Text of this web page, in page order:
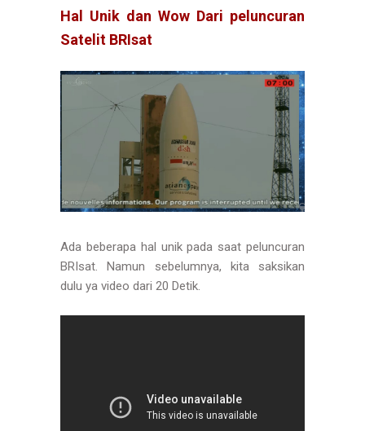
Hal Unik dan Wow Dari peluncuran
Satelit BRIsat
Ada beberapa hal unik pada saat peluncuran
BRIsat. Namun sebelumnya, kita saksikan
dulu ya video dari 20 Detik.